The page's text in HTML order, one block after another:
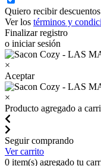
Quiero recibir
Ver los términos y
Finalizar registro
o iniciar sesión
×
Aceptar
×
Producto agregado a
Seguir comprando
Ver carrito
0 item(s) agregado tu